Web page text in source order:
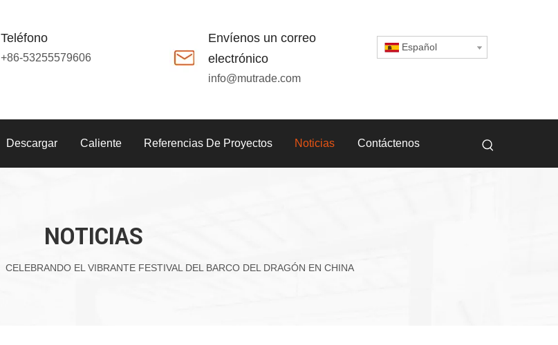
Teléfono
+86-53255579606
Envíenos un correo
electrónico
info@mutrade.com
Español
Descargar Caliente Referencias De Proyectos Noticias Contáctenos
NOTICIAS
CELEBRANDO EL VIBRANTE FESTIVAL DEL BARCO DEL DRAGÓN EN CHINA